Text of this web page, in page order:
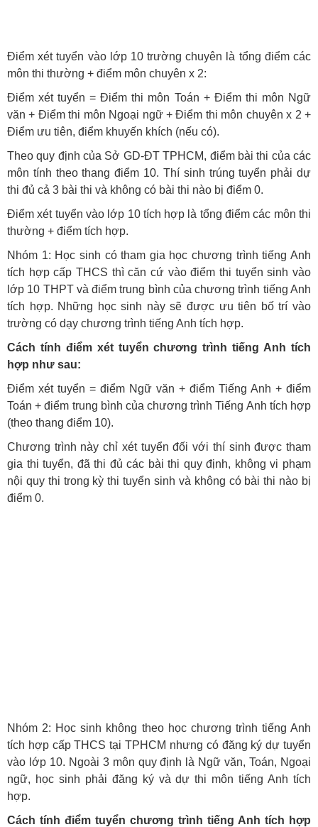
Điểm xét tuyển vào lớp 10 trường chuyên là tổng điểm các
môn thi thường + điểm môn chuyên x 2:
Điểm xét tuyển = Điểm thi môn Toán + Điểm thi môn Ngữ
văn + Điểm thi môn Ngoại ngữ + Điểm thi môn chuyên x 2 +
Điểm ưu tiên, điểm khuyến khích (nếu có).
Theo quy định của Sở GD-ĐT TPHCM, điểm bài thi của các
môn tính theo thang điểm 10. Thí sinh trúng tuyển phải dự
thi đủ cả 3 bài thi và không có bài thi nào bị điểm 0.
Điểm xét tuyển vào lớp 10 tích hợp là tổng điểm các môn thi
thường + điểm tích hợp.
Nhóm 1: Học sinh có tham gia học chương trình tiếng Anh
tích hợp cấp THCS thì căn cứ vào điểm thi tuyển sinh vào
lớp 10 THPT và điểm trung bình của chương trình tiếng Anh
tích hợp. Những học sinh này sẽ được ưu tiên bố trí vào
trường có dạy chương trình tiếng Anh tích hợp.
Cách tính điểm xét tuyển chương trình tiếng Anh tích
hợp như sau:
Điểm xét tuyển = điểm Ngữ văn + điểm Tiếng Anh + điểm
Toán + điểm trung bình của chương trình Tiếng Anh tích hợp
(theo thang điểm 10).
Chương trình này chỉ xét tuyển đối với thí sinh được tham
gia thi tuyển, đã thi đủ các bài thi quy định, không vi phạm
nội quy thi trong kỳ thi tuyển sinh và không có bài thi nào bị
điểm 0.
Nhóm 2: Học sinh không theo học chương trình tiếng Anh
tích hợp cấp THCS tại TPHCM nhưng có đăng ký dự tuyển
vào lớp 10. Ngoài 3 môn quy định là Ngữ văn, Toán, Ngoại
ngữ, học sinh phải đăng ký và dự thi môn tiếng Anh tích
hợp.
Cách tính điểm tuyển chương trình tiếng Anh tích hợp